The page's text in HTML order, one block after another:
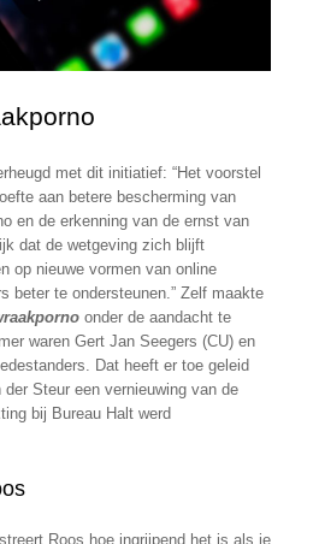
met dit initiatief: “Het voorstel
aan betere bescherming van
en de erkenning van de ernst van
dat de wetgeving zich blijft
op nieuwe vormen van online
beter te ondersteunen.” Zelf maakte
onder de aandacht te
waren Gert Jan Seegers (CU) en
Dat heeft er toe geleid
Steur een vernieuwing van de
bij Bureau Halt werd
Roos hoe ingrijpend het is als je